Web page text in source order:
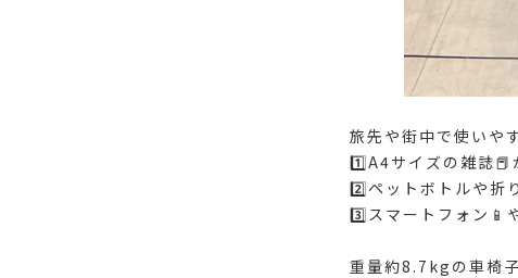
旅先や街中で使いや
1️⃣A4サイズの雑誌📕
2️⃣ペットボトルや折
3️⃣スマートフォン📱
重量約8.7kgの車椅